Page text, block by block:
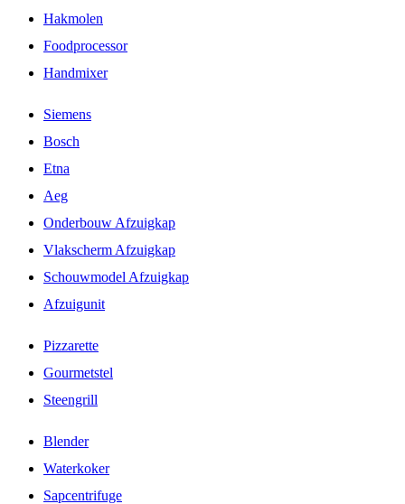
Hakmolen
Foodprocessor
Handmixer
Siemens
Bosch
Etna
Aeg
Onderbouw Afzuigkap
Vlakscherm Afzuigkap
Schouwmodel Afzuigkap
Afzuigunit
Pizzarette
Gourmetstel
Steengrill
Blender
Waterkoker
Sapcentrifuge